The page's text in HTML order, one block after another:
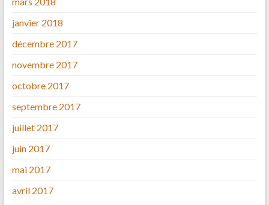
janvier 2018
décembre 2017
novembre 2017
octobre 2017
septembre 2017
juillet 2017
juin 2017
mai 2017
avril 2017